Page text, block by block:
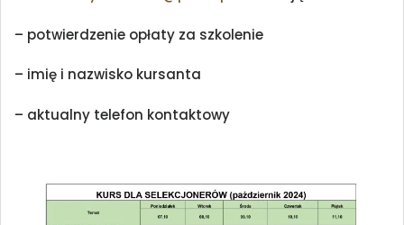
– potwierdzenie opłaty za szkolenie
– imię i nazwisko kursanta
– aktualny telefon kontaktowy